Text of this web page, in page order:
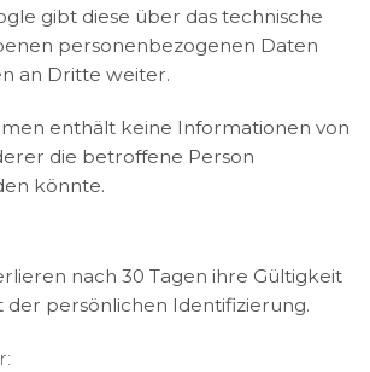
gibt diese über das technische
personenbezogenen Daten
an Dritte weiter.
enthält keine Informationen von
die betroffene Person
könnte.
nach 30 Tagen ihre Gültigkeit
der persönlichen Identifizierung.